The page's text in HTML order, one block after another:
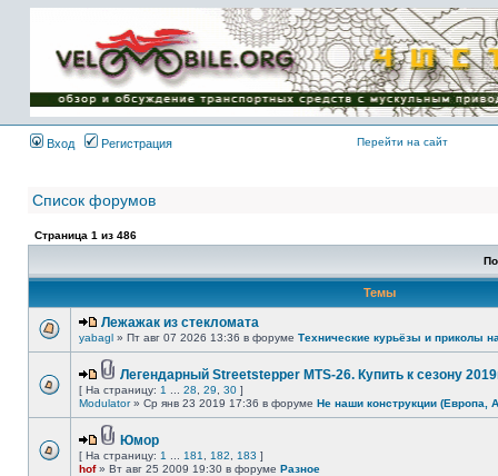
Имя пользователя:
Пароль:
{ LOG_ME_IN_SHORT
}
Вход
Регистрация Перейти на сайт
Список форумов
Страница 1 из 486
Темы
Лежажак из стекломата
yabagl » Пт авг 07 2026 13:36 в форуме Технические курьёзы и приколы
Легендарный Streetstepper MTS-26. Купить к сезону
[ На страницу: 1 28 29 30 ]
Modulator» Ср янв 23 2019 17:36 в форуме Не наши конструкции (Европа,
Юмор
[ На страницу: 1 181 182 183 ]
hof» Вт авг 25 2009 19:30 в форуме Разное